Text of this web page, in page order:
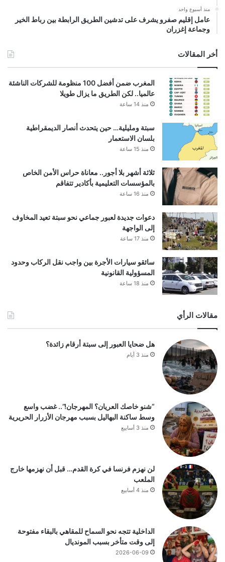
منذ أسبوع واحد
عامل إقليم صفرو يشرف على تدشين الطريق الرابطة بين رباط الخير
وجماعة إغزران
أخر المقالات
المغرب ضمن أفضل 100 منظومة للشركات الناشئة
عالميا.. لكن الطريق ما يزال طويلا
منذ 14 ساعة
سبتة ومليلية… حين يتحدث أنصار الديمقراطية
بلسان الاستعمار
منذ 15 ساعة
ثلاثة أشهر بلا أجور.. معاناة حراس الأمن الخاص
بالمؤسسات التعليمية بأكادير تتفاقم
منذ 16 ساعة
دعوات جديدة لعبور جماعي نحو سبتة تعيد المخاوف
إلى الواجهة
منذ 17 ساعة
سائقو سيارات الأجرة بين واجب نقل الركاب وحدود
المسؤولية القانونية
منذ 18 ساعة
مقالات الرأي
هل ضحايا العبور إلى سبتة أرقام زائدة؟
منذ 3 أيام
“شنو خاصك العريان؟ المهرجان!”.. غضب واسع
وسط ساكنة البهاليل بسبب مهرجان الأزرار الحريرية
منذ 3 أسابيع
لن نهزم فرنسا في كرة القدم… قبل أن نهزمها خارج
الملعب
منذ 4 أسابيع
الداخلية تتجه نحو السماح للمقاهي بالبقاء مفتوحة
إلى وقت متأخر بسبب المونديال
2026-06-09